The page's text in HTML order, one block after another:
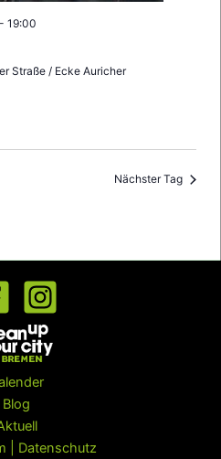
- 19:00
Straße / Ecke Auricher
Nächster Tag
Blog
| Datenschutz